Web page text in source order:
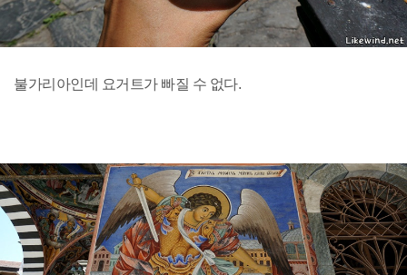
불가리아인데 요거트가 빠질 수 없다.